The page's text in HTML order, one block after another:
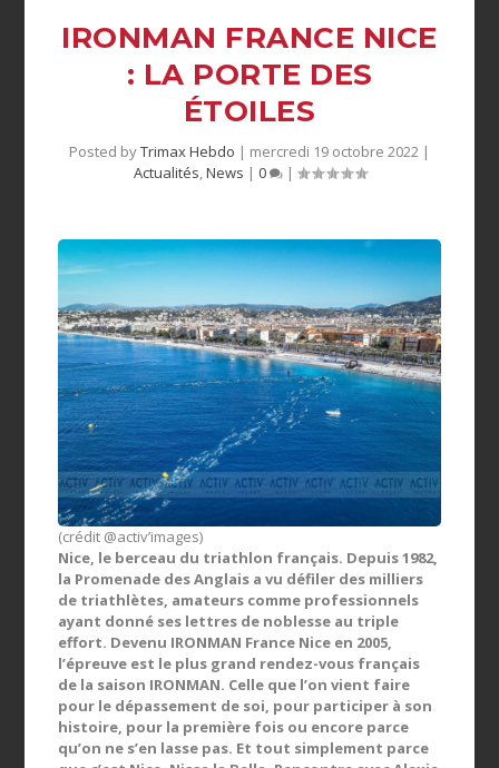
IRONMAN FRANCE NICE
: LA PORTE DES
ÉTOILES
Posted byTrimax Hebdo | mercredi 19 octobre 2022 |
Actualités News | 0 |
(crédit @activ’images)
Nice, le berceau du triathlon français. Depuis 1982,
la Promenade des Anglais a vu défiler des milliers
de triathlètes, amateurs comme professionnels
ayant donné ses lettres de noblesse au triple
effort. Devenu IRONMAN France Nice en 2005,
l’épreuve est le plus grand rendez-vous français
de la saison IRONMAN. Celle que l’on vient faire
pour le dépassement de soi, pour participer à son
histoire, pour la première fois ou encore parce
qu’on ne s’en lasse pas. Et tout simplement parce